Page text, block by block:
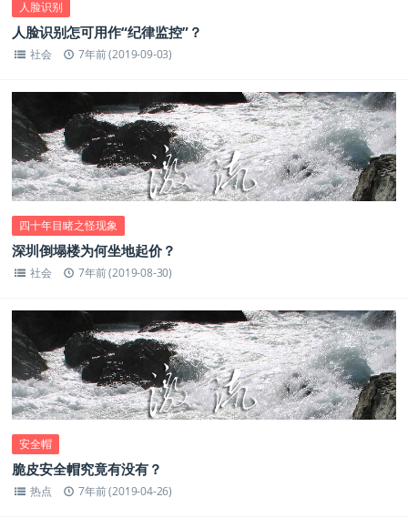
人脸识别
人脸识别怎可用作“纪律监控”？
社会 7年前 (2019-09-03)
四十年目睹之怪现象
深圳倒塌楼为何坐地起价？
社会 7年前 (2019-08-30)
安全帽
脆皮安全帽究竟有没有？
热点 7年前 (2019-04-26)